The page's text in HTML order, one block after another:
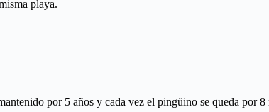
playa.
por 5 años y cada vez el pingüino se queda por 8